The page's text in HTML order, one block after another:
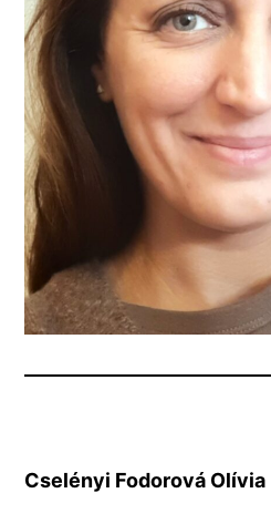
Cselényi Fodorová Olívia